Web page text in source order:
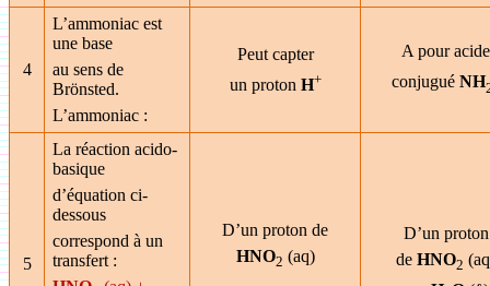
4
L’ammoniac est
une base
au sens de
Brönsted.
L’ammoniac :
Peut capter
un proton H+
A pour acide
conjugué NH
5
La réaction acido-
basique
d’équation ci-
dessous
correspond à un
transfert :
D’un proton de
HNO2 (aq)
D’un proton
de HNO2